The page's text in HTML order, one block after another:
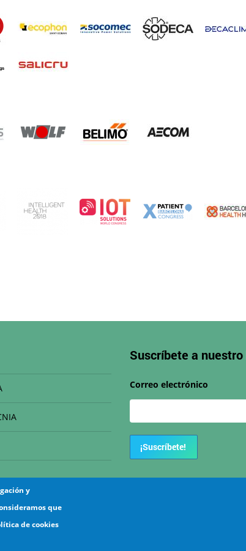
Suscríbete a nuestro
Correo electrónico
¡Suscríbete!
y
que
de cookies